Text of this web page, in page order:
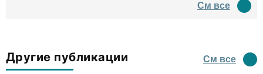
водил туда туристов
См все
Другие публикации См все